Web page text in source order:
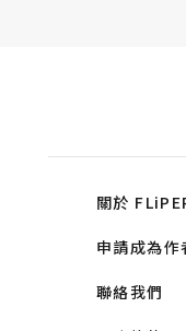
關於
申請成為作
聯絡我們